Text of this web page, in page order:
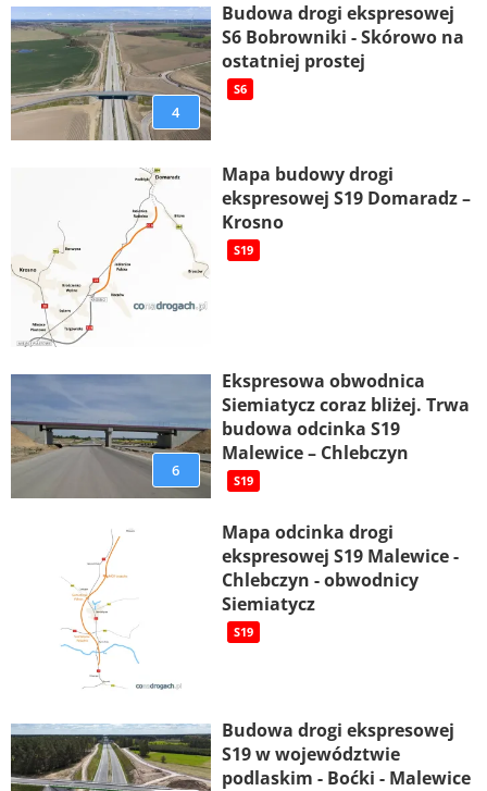
4
Budowa drogi ekspresowej
S6 Bobrowniki - Skórowo na
ostatniej prostej
S6
Mapa budowy drogi
ekspresowej S19 Domaradz –
Krosno
S19
6
Ekspresowa obwodnica
Siemiatycz coraz bliżej. Trwa
budowa odcinka S19
Malewice – Chlebczyn
S19
Mapa odcinka drogi
ekspresowej S19 Malewice -
Chlebczyn - obwodnicy
Siemiatycz
S19
Budowa drogi ekspresowej
S19 w województwie
podlaskim - Boćki - Malewice